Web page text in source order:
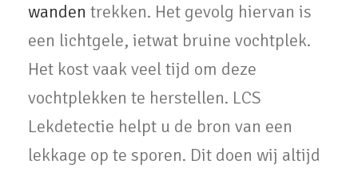
wanden trekken. Het gevolg hiervan is
een lichtgele, ietwat bruine vochtplek.
Het kost vaak veel tijd om deze
vochtplekken te herstellen. LCS
Lekdetectie helpt u de bron van een
lekkage op te sporen. Dit doen wij altijd